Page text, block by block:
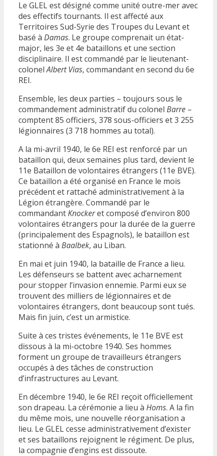
Le GLEL est désigné comme unité outre-mer avec
des effectifs tournants. Il est affecté aux
Territoires Sud-Syrie des Troupes du Levant et
basé à Damas. Le groupe comprenait un état-
major, les 3e et 4e bataillons et une section
disciplinaire. Il est commandé par le lieutenant-
colonelAlbert Vias, commandant en second du 6e
REI.
Ensemble, les deux parties – toujours sous le
commandement administratif du colonel Barre –
comptent 85 officiers, 378 sous-officiers et 3 255
légionnaires (3 718 hommes au total).
A la mi-avril 1940, le 6e REI est renforcé par un
bataillon qui, deux semaines plus tard, devient le
11e Bataillon de volontaires étrangers (11e BVE).
Ce bataillon a été organisé en France le mois
précédent et rattaché administrativement à la
Légion étrangère. Commandé par le
commandantKnockeret composé d’environ 800
volontaires étrangers pour la durée de la guerre
(principalement des Espagnols), le bataillon est
stationné à Baalbek, au Liban.
En mai et juin 1940, la bataille de France a lieu.
Les défenseurs se battent avec acharnement
pour stopper l’invasion ennemie. Parmi eux se
trouvent des milliers de légionnaires et de
volontaires étrangers, dont beaucoup sont tués.
Mais fin juin, c’est un armistice.
Suite à ces tristes événements, le 11e BVE est
dissous à la mi-octobre 1940. Ses hommes
forment un groupe de travailleurs étrangers
occupés à des tâches de construction
d’infrastructures au Levant.
En décembre 1940, le 6e REI reçoit officiellement
son drapeau. La cérémonie a lieu à Homs. A la fin
du même mois, une nouvelle réorganisation a
lieu. Le GLEL cesse administrativement d’exister
et ses bataillons rejoignent le régiment. De plus,
la compagnie d’engins est dissoute.